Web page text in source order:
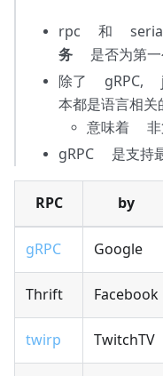
rpc 和
务 是否为第一
除了 gRPC,
本都是语言相关
意味着 非
gRPC 是支持
RPC by
gRPC Google
Thrift Facebook
twirp TwitchTV